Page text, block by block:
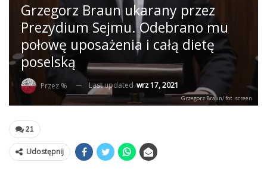
Grzegorz Braun ukarany przez
Prezydium Sejmu. Odebrano mu
połowę uposażenia i całą dietę
poselską
Przez % Last updatedwrz 17, 2021
Grzegorz Braun/ fot. screen
21
Udostępnij